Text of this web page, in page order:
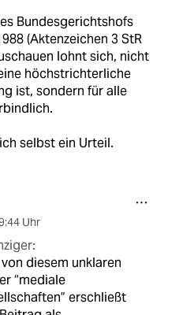
Bundesgerichtshofs
(Aktenzeichen 3 StR
lohnt sich, nicht
höchstrichterliche
ist, sondern für alle
selbst ein Urteil.
Uhr
diesem unklaren
“mediale
erschließt